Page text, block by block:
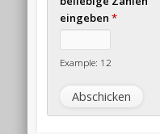
eingeben*
Example: 12